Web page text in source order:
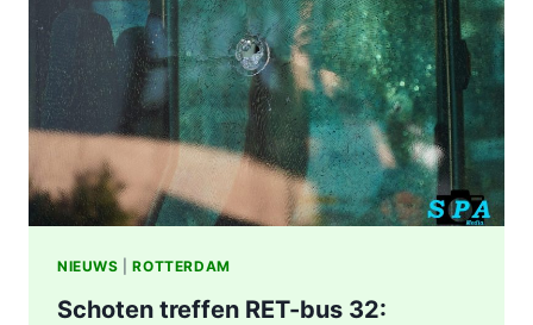
ROTTERDAM
NIEUWS |ROTTERDAM
Schoten treffen RET-bus 32: